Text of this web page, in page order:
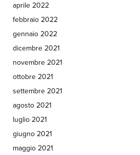
aprile 2022
febbraio 2022
gennaio 2022
dicembre 2021
novembre 2021
ottobre 2021
settembre 2021
agosto 2021
luglio 2021
giugno 2021
maggio 2021